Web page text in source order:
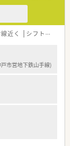
羅する強固なネッ
界大手です。
来一貫して質の高
を反映した自社開
います。
識が常に公開さ
組みがあります。
ています。
中途入社の方でも
魅力です。
近く シフト制
市営地下鉄山手線)